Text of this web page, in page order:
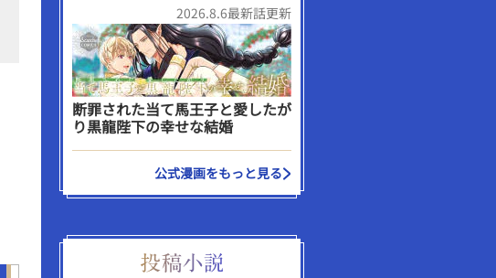
2026.8.6最新話更新
断罪された当て馬王子と愛したが
り黒龍陛下の幸せな結婚
公式漫画をもっと見る